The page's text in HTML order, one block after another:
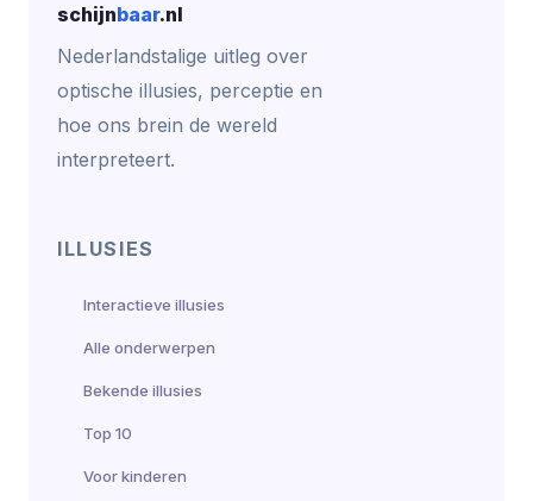
schijnbaar.nl
Nederlandstalige uitleg over
optische illusies, perceptie en
hoe ons brein de wereld
interpreteert.
ILLUSIES
Interactieve illusies
Alle onderwerpen
Bekende illusies
Top 10
Voor kinderen